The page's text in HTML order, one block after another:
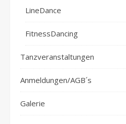
LineDance
FitnessDancing
Tanzveranstaltungen
Anmeldungen/AGB´s
Galerie